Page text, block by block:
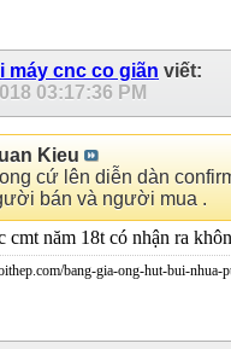
máy cnc co giãn viết:
03:17:36 PM
Kieu
cứ lên diễn dàn
bán và người mua .
cmt năm 18t có nhận ra
bang-gia-ong-hut-bui-nhua-